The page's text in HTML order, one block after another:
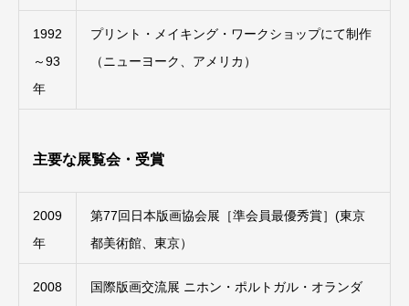
1992
～93
年
プリント・メイキング・ワークショップにて制作
（ニューヨーク、アメリカ）
主要な展覧会・受賞
2009
年
第77回日本版画協会展［準会員最優秀賞］(東京
都美術館、東京）
2008
国際版画交流展 ニホン・ポルトガル・オランダ